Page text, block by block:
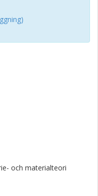
In addition, the
silicide proper for
och materialteori